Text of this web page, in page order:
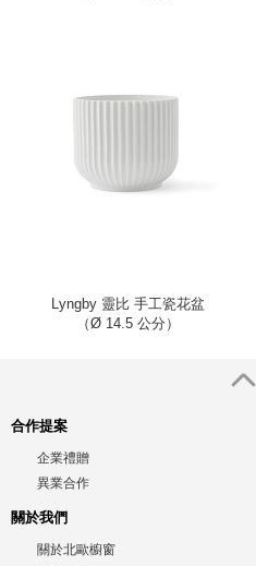
Lyngby 靈比 手工瓷花盆
（Ø 14.5 公分）
合作提案
企業禮贈
異業合作
關於我們
關於北歐櫥窗